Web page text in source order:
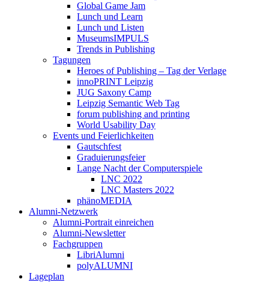
Global Game Jam
Lunch und Learn
Lunch und Listen
MuseumsIMPULS
Trends in Publishing
Tagungen
Heroes of Publishing – Tag der Verlage
innoPRINT Leipzig
JUG Saxony Camp
Leipzig Semantic Web Tag
forum publishing and printing
World Usability Day
Events und Feierlichkeiten
Gautschfest
Graduierungsfeier
Lange Nacht der Computerspiele
LNC 2022
LNC Masters 2022
phänoMEDIA
Alumni-Netzwerk
Alumni-Portrait einreichen
Alumni-Newsletter
Fachgruppen
LibriAlumni
polyALUMNI
Lageplan